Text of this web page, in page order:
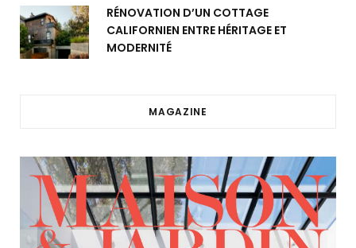
RÉNOVATION D’UN COTTAGE
CALIFORNIEN ENTRE HÉRITAGE ET
MODERNITÉ
MAGAZINE